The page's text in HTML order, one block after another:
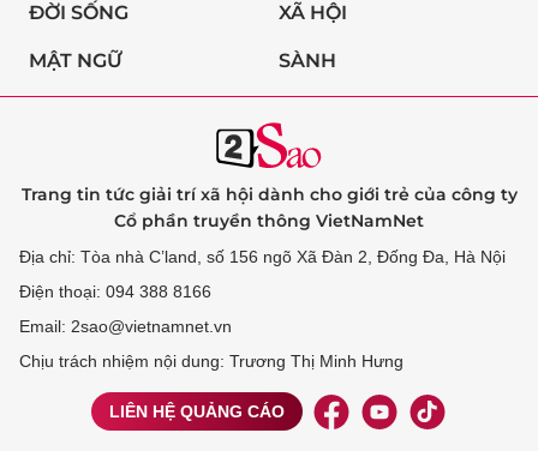
ĐỜI SỐNG XÃ HỘI
MẬT NGỮ SÀNH
Trang tin tức giải trí xã hội dành cho giới trẻ của công ty
Cổ phần truyền thông VietNamNet
Địa chỉ: Tòa nhà C’land, số 156 ngõ Xã Đàn 2, Đống Đa, Hà Nội
Điện thoại: 094 388 8166
Email: 2sao@vietnamnet.vn
Chịu trách nhiệm nội dung: Trương Thị Minh Hưng
LIÊN HỆ QUẢNG CÁO